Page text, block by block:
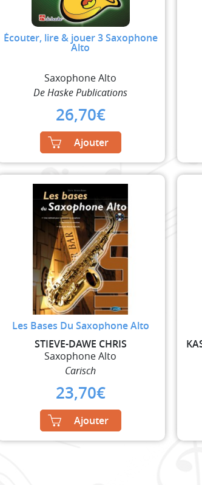
Écouter, lire & jouer 3 Saxophone
Alto
Saxophone Alto
De Haske Publications
26,70€
Ajouter
Les Bases Du Saxophone Alto
STIEVE-DAWE CHRIS
Saxophone Alto
Carisch
23,70€
Ajouter